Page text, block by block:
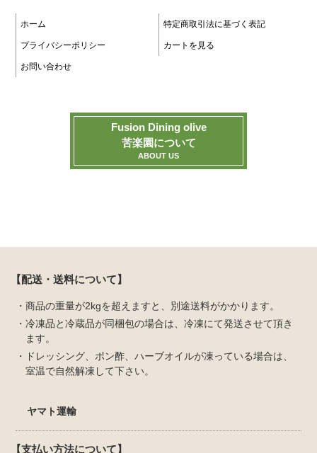
ホーム 特定商取引法に基づく表記
プライバシーポリシー カートを見る
お問い合わせ
Fusion Dining olive
苦楽園について
ABOUT US
【配送・送料について】
商品の重量が2kgを超えますと、別途送料がかかります。
冷凍品と冷蔵品が同梱包の場合は、冷凍にて発送させて頂き
ます。
ドレッシング、ポン酢、ハーブオイルが凍っている場合は、
室温で自然解凍して下さい。
ヤマト運輸
【支払い方法について】